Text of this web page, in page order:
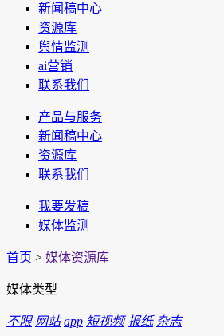
新闻稿中心
资源库
舆情监测
ai营销
联系我们
产品与服务
新闻稿中心
资源库
联系我们
我要发稿
媒体监测
首页 > 媒体资源库
媒体类型
不限 网站 app 短视频 报纸 杂志